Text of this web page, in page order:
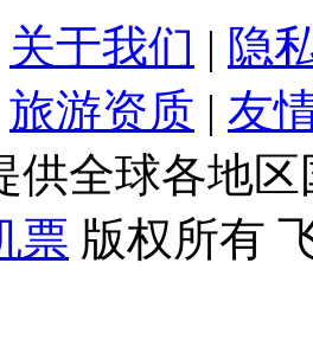
关于我们 | 隐
旅游资质 | 友
供全球各地
票 版权所有